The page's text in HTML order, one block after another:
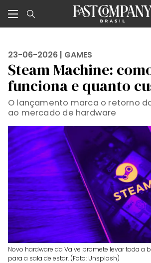
23-06-2026 | GAMES
Steam Machine:
funciona e quanto
O lançamento marca o retorno
ao mercado de hardware
Novo hardware da Valve promete levar toda a
para a sala de estar. (Foto: Unsplash)